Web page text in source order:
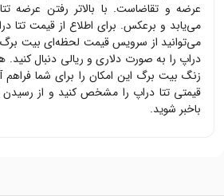
عرضه و تقاضاست. با بالاتر رفتن عرضه
می‌یابد و برعکس. برای اطلاع از قیمت تتا
می‌توانید از سرویس قیمت لحظه‌ای بیت برگ
دراپ را به صورت دلاری و ریالی دنبال
زنگ بیت برگ این امکان را برای شما فراهم
قیمتیتتا دراپ را مشخص کنید و از
باخبر شوید.